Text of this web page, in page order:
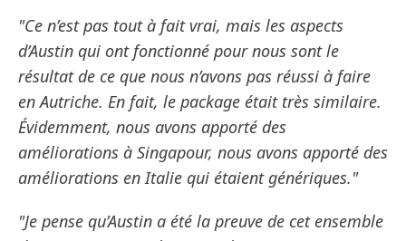
"Ce n’est pas tout à fait vrai, mais les aspects
d’Austin qui ont fonctionné pour nous sont le
résultat de ce que nous n’avons pas réussi à faire
en Autriche. En fait, le package était très similaire.
Évidemment, nous avons apporté des
améliorations à Singapour, nous avons apporté des
améliorations en Italie qui étaient génériques."
"Je pense qu’Austin a été la preuve de cet ensemble